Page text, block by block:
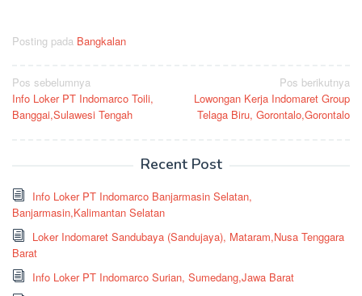
Posting pada Bangkalan
Navigasi
pos
Pos sebelumnya
Info Loker PT Indomarco Toili,
Banggai,Sulawesi Tengah
Pos berikutnya
Lowongan Kerja Indomaret Group
Telaga Biru, Gorontalo,Gorontalo
Recent Post
Info Loker PT Indomarco Banjarmasin Selatan,
Banjarmasin,Kalimantan Selatan
Loker Indomaret Sandubaya (Sandujaya), Mataram,Nusa Tenggara
Barat
Info Loker PT Indomarco Surian, Sumedang,Jawa Barat